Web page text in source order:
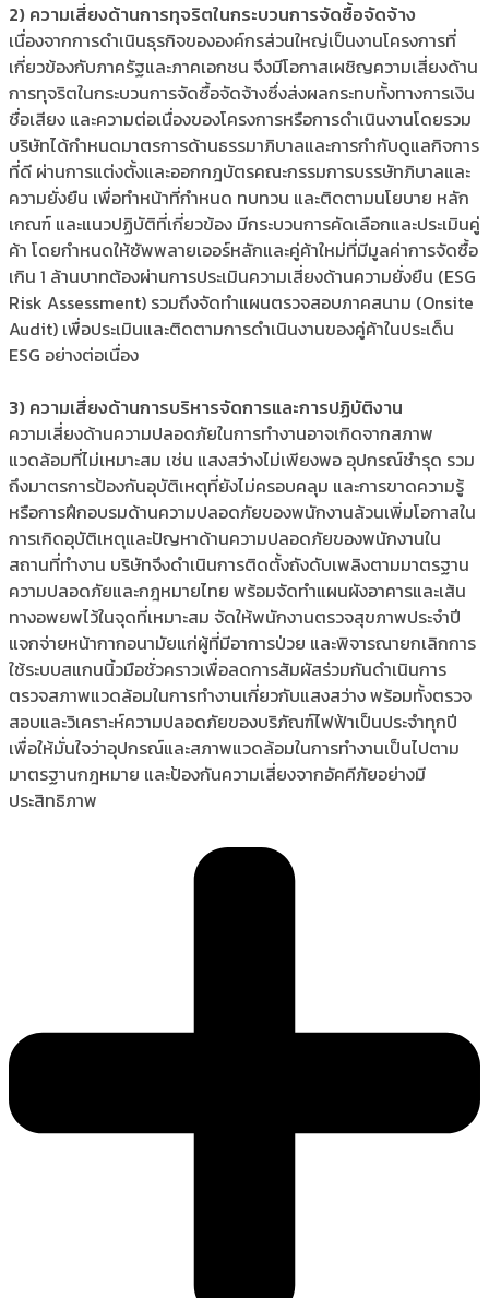
2) ความเสี่ยงด้านการทุจริตในกระบวนการจัดซื้อจัดจ้าง
เนื่องจากการดำเนินธุรกิจขององค์กรส่วนใหญ่เป็นงานโครงการที่
เกี่ยวข้องกับภาครัฐและภาคเอกชน จึงมีโอกาสเผชิญความเสี่ยงด้าน
การทุจริตในกระบวนการจัดซื้อจัดจ้างซึ่งส่งผลกระทบทั้งทางการเงิน
ชื่อเสียง และความต่อเนื่องของโครงการหรือการดำเนินงานโดยรวม
บริษัทได้กำหนดมาตรการด้านธรรมาภิบาลและการกำกับดูแลกิจการ
ที่ดี ผ่านการแต่งตั้งและออกกฎบัตรคณะกรรมการบรรษัทภิบาลและ
ความยั่งยืน เพื่อทำหน้าที่กำหนด ทบทวน และติดตามนโยบาย หลัก
เกณฑ์ และแนวปฏิบัติที่เกี่ยวข้อง มีกระบวนการคัดเลือกและประเมินคู่
ค้า โดยกำหนดให้ซัพพลายเออร์หลักและคู่ค้าใหม่ที่มีมูลค่าการจัดซื้อ
เกิน 1 ล้านบาทต้องผ่านการประเมินความเสี่ยงด้านความยั่งยืน (ESG
Risk Assessment) รวมถึงจัดทำแผนตรวจสอบภาคสนาม (Onsite
Audit) เพื่อประเมินและติดตามการดำเนินงานของคู่ค้าในประเด็น
ESG อย่างต่อเนื่อง
3) ความเสี่ยงด้านการบริหารจัดการและการปฏิบัติงาน
ความเสี่ยงด้านความปลอดภัยในการทำงานอาจเกิดจากสภาพ
แวดล้อมที่ไม่เหมาะสม เช่น แสงสว่างไม่เพียงพอ อุปกรณ์ชำรุด รวม
ถึงมาตรการป้องกันอุบัติเหตุที่ยังไม่ครอบคลุม และการขาดความรู้
หรือการฝึกอบรมด้านความปลอดภัยของพนักงานล้วนเพิ่มโอกาสใน
การเกิดอุบัติเหตุและปัญหาด้านความปลอดภัยของพนักงานใน
สถานที่ทำงาน บริษัทจึงดำเนินการติดตั้งถังดับเพลิงตามมาตรฐาน
ความปลอดภัยและกฎหมายไทย พร้อมจัดทำแผนผังอาคารและเส้น
ทางอพยพไว้ในจุดที่เหมาะสม จัดให้พนักงานตรวจสุขภาพประจำปี
แจกจ่ายหน้ากากอนามัยแก่ผู้ที่มีอาการป่วย และพิจารณายกเลิกการ
ใช้ระบบสแกนนิ้วมือชั่วคราวเพื่อลดการสัมผัสร่วมกันดำเนินการ
ตรวจสภาพแวดล้อมในการทำงานเกี่ยวกับแสงสว่าง พร้อมทั้งตรวจ
สอบและวิเคราะห์ความปลอดภัยของบริภัณฑ์ไฟฟ้าเป็นประจำทุกปี
เพื่อให้มั่นใจว่าอุปกรณ์และสภาพแวดล้อมในการทำงานเป็นไปตาม
มาตรฐานกฎหมาย และป้องกันความเสี่ยงจากอัคคีภัยอย่างมี
ประสิทธิภาพ